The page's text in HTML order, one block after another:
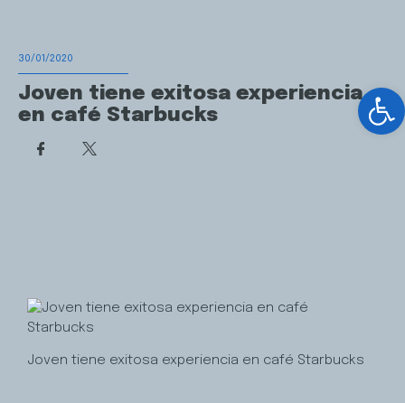
30/01/2020
Joven tiene exitosa experiencia
en café Starbucks
Joven tiene exitosa experiencia en café Starbucks